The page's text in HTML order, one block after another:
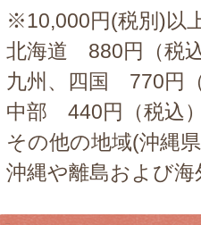
※10,000円(税別)以
北海道 880円（税
九州、四国 770円
中部 440円（税込
その他の地域(沖縄
沖縄や離島および